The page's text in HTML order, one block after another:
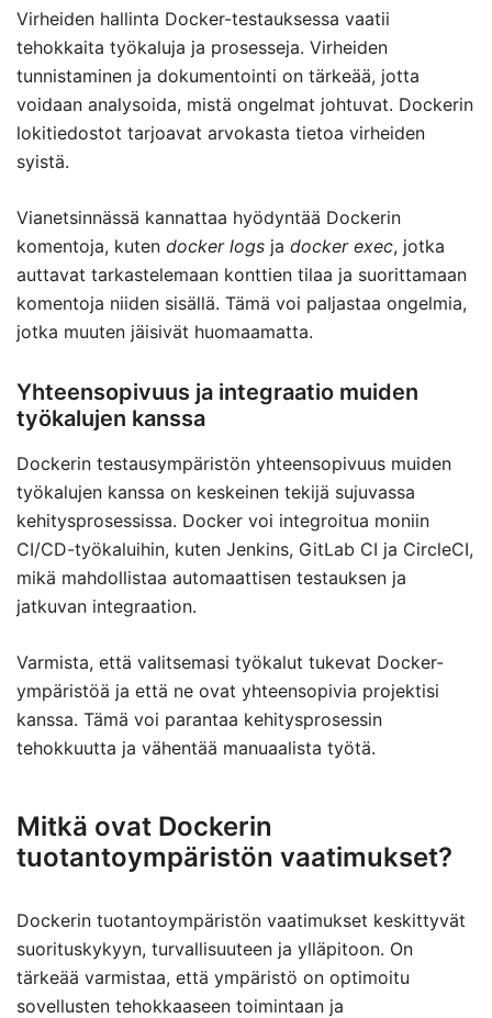
Virheiden hallinta Docker-testauksessa vaatii
tehokkaita työkaluja ja prosesseja. Virheiden
tunnistaminen ja dokumentointi on tärkeää, jotta
voidaan analysoida, mistä ongelmat johtuvat. Dockerin
lokitiedostot tarjoavat arvokasta tietoa virheiden
syistä.
Vianetsinnässä kannattaa hyödyntää Dockerin
komentoja, kuten docker logs ja docker exec, jotka
auttavat tarkastelemaan konttien tilaa ja suorittamaan
komentoja niiden sisällä. Tämä voi paljastaa ongelmia,
jotka muuten jäisivät huomaamatta.
Yhteensopivuus ja integraatio muiden
työkalujen kanssa
Dockerin testausympäristön yhteensopivuus muiden
työkalujen kanssa on keskeinen tekijä sujuvassa
kehitysprosessissa. Docker voi integroitua moniin
CI/CD-työkaluihin, kuten Jenkins, GitLab CI ja CircleCI,
mikä mahdollistaa automaattisen testauksen ja
jatkuvan integraation.
Varmista, että valitsemasi työkalut tukevat Docker-
ympäristöä ja että ne ovat yhteensopivia projektisi
kanssa. Tämä voi parantaa kehitysprosessin
tehokkuutta ja vähentää manuaalista työtä.
Mitkä ovat Dockerin
tuotantoympäristön vaatimukset?
Dockerin tuotantoympäristön vaatimukset keskittyvät
suorituskykyyn, turvallisuuteen ja ylläpitoon. On
tärkeää varmistaa, että ympäristö on optimoitu
sovellusten tehokkaaseen toimintaan ja